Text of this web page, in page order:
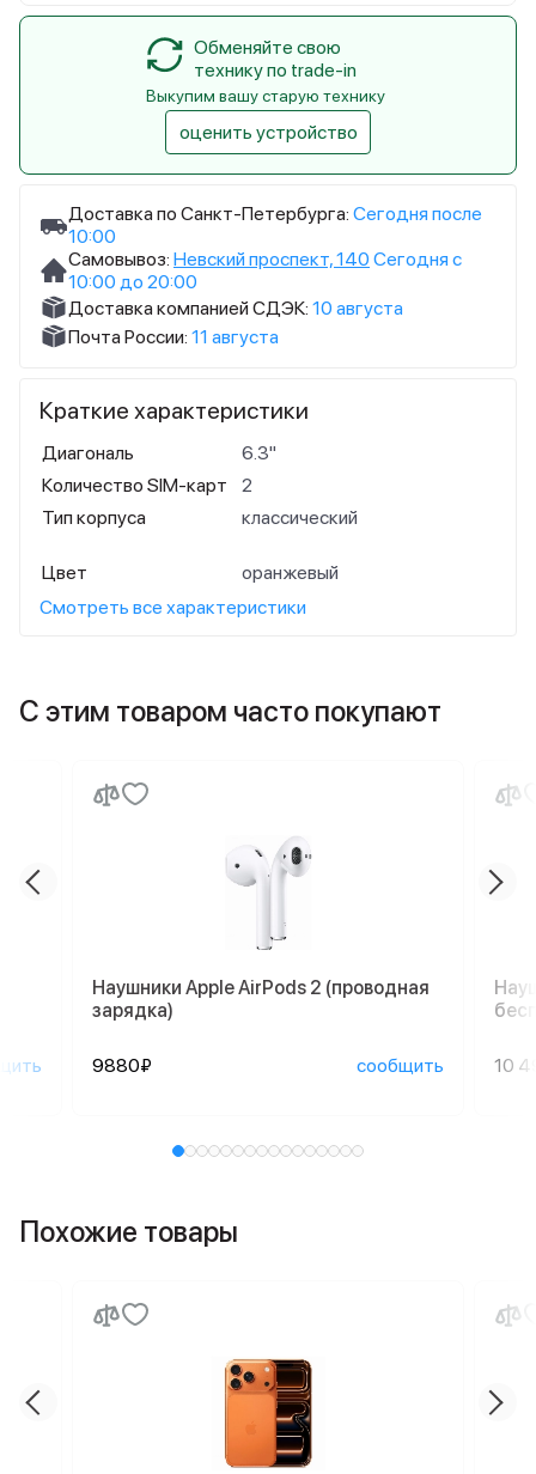
Доставка по Санкт-Петербурга: Сегодня после
10:00
Самовывоз: Невский проспект, 140 Сегодня с
10:00 до 20:00
Доставка компанией СДЭК: 10 августа
Почта России: 11 августа
Краткие характеристики
Диагональ
6.3"
Количество SIM-карт
2
Тип корпуса
классический
Цвет
оранжевый
Смотреть все характеристики
Обменяйте свою
технику по trade-in
Выкупим вашу старую технику
оценить устройство
С этим товаром часто покупают
Наушники Apple AirPods 2 (проводная
зарядка)
9880₽ сообщить 10
Похожие товары